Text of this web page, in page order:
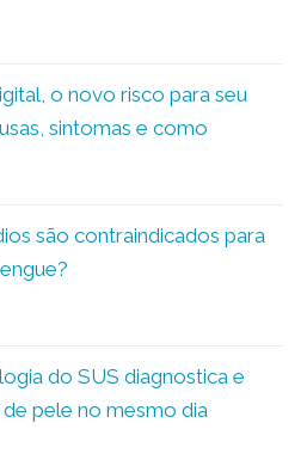
o novo risco para seu
sintomas e como
são contraindicados para
do SUS diagnostica e
pele no mesmo dia